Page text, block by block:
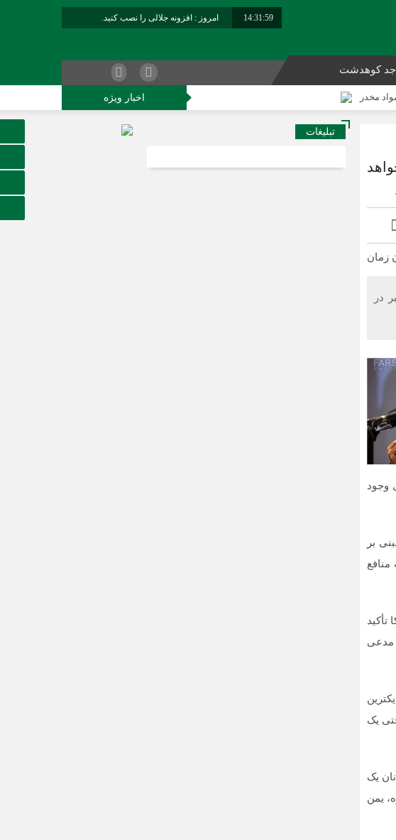
14:32:00 امروز : افزونه جلالی را نصب کنید.
کوهدشت
اخبار ویژه
اطلاعاتی عملیاتی تکاوران فراجا
در
وجود
بر
مدعی
یک
یک
یمن
تبلیغات